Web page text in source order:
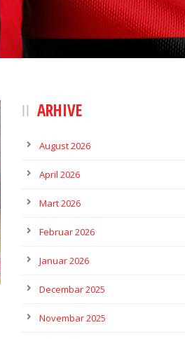
ARHIVE
August 2026
April 2026
Mart 2026
Februar 2026
Januar 2026
Decembar 2025
Novembar 2025